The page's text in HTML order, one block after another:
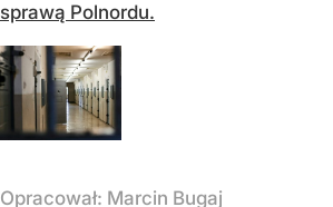
sprawą Polnordu.
Opracował: Marcin Bugaj